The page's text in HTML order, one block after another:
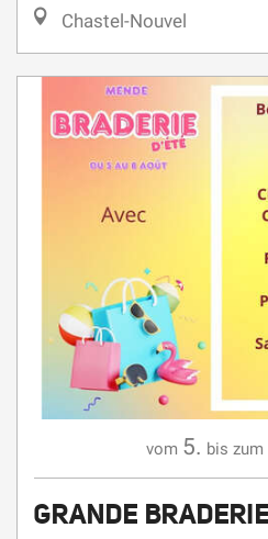
vom 5.
GRANDE
COMMERÇANTS
Mende